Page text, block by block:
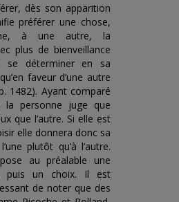
dès son apparition
préférer une chose,
à une autre, la
plus de bienveillance
se déterminer en sa
faveur d’une autre
1482). Ayant comparé
la personne juge que
que l’autre. Si elle est
elle donnera donc sa
plutôt qu’à l’autre.
au préalable une
puis un choix. Il est
de noter que des